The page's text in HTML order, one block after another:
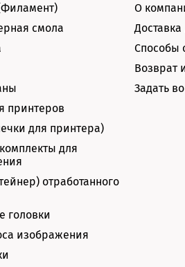
смола
принтеров
для принтера)
для
отработанного
головки
изображения
О
Способы
Возврат
Задать